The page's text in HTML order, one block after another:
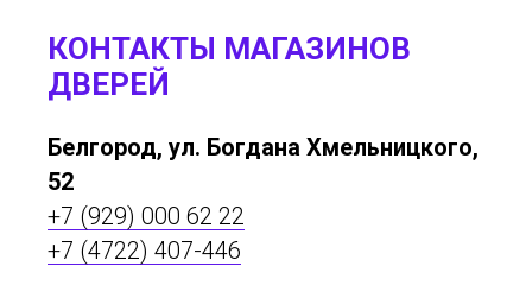
КОНТАКТЫ МАГАЗИНОВ
ДВЕРЕЙ
Белгород, ул. Богдана Хмельницкого,
52
+7 (929) 000 62 22
+7 (4722) 407-446